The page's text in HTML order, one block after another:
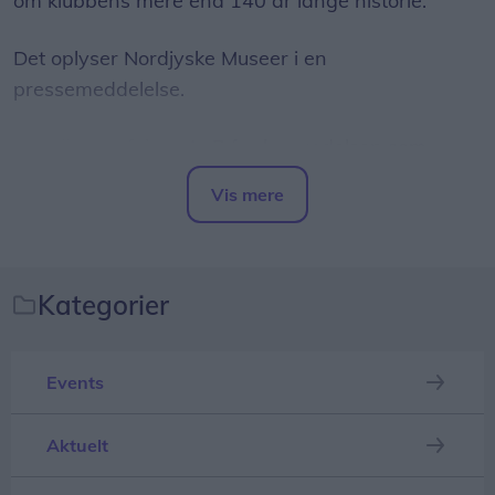
Det oplyser Nordjyske Museer i en
pressemeddelelse.
cricketklub, over fodboldens indtog i Aalborg og
udviklingen af Aalborg Stadion til klubbens danske
Vis mere
Kategorier
Events
Aktuelt